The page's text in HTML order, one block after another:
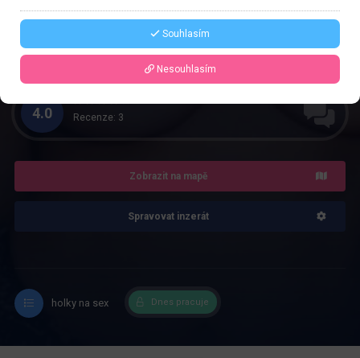
Řekněte že voláte z webu www.privatzone.com
4.0 Recenze: 3
Zobrazit na mapě
Spravovat inzerát
holky na sex Dnes pracuje
Souhlasím
Nesouhlasím